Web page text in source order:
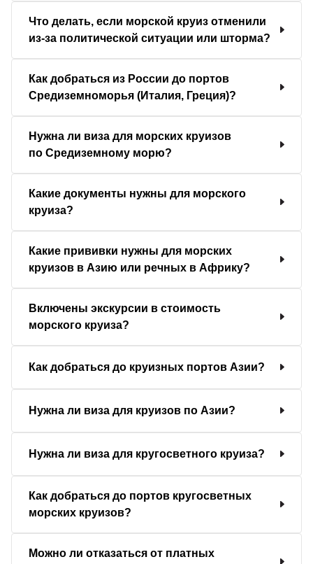
Что делать, если морской круиз отменили
из-за политической ситуации или шторма?
Как добраться из России до портов
Средиземноморья (Италия, Греция)?
Нужна ли виза для морских круизов
по Средиземному морю?
Какие документы нужны для морского
круиза?
Какие прививки нужны для морских
круизов в Азию или речных в Африку?
Включены экскурсии в стоимость
морского круиза?
Как добраться до круизных портов Азии?
Нужна ли виза для круизов по Азии?
Нужна ли виза для кругосветного круиза?
Как добраться до портов кругосветных
морских круизов?
Можно ли отказаться от платных